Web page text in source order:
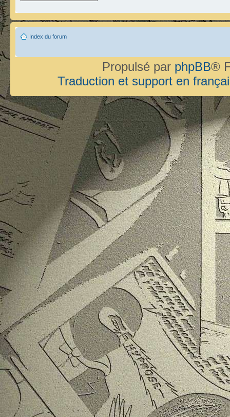
Index du forum
Propulsé par phpBB®
Traduction et support en